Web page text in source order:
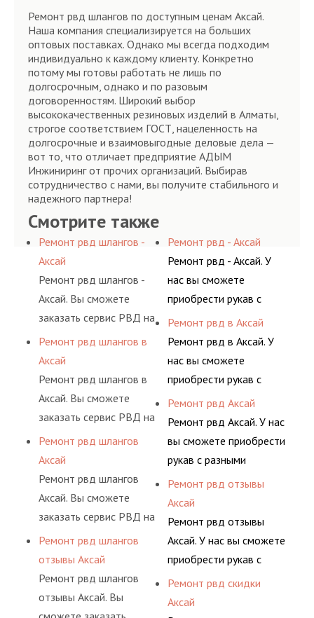
Ремонт рвд шлангов по доступным ценам Аксай.
Наша компания специализируется на больших
оптовых поставках. Однако мы всегда подходим
индивидуально к каждому клиенту. Конкретно
потому мы готовы работать не лишь по
долгосрочным, однако и по разовым
договоренностям. Широкий выбор
высококачественных резиновых изделий в Алматы,
строгое соответствием ГОСТ, нацеленность на
долгосрочные и взаимовыгодные деловые дела —
вот то, что отличает предприятие АДЫМ
Инжиниринг от прочих организаций. Выбирав
сотрудничество с нами, вы получите стабильного и
надежного партнера!
Смотрите также
Ремонт рвд шлангов -
Аксай
Ремонт рвд шлангов -
Аксай. Вы сможете
заказать сервис РВД на
разовой основе либо на
условиях
долговременного
комплексного
обслуживания
предприятия.
Ремонт рвд шлангов в
Аксай
Ремонт рвд шлангов в
Аксай. Вы сможете
заказать сервис РВД на
разовой основе либо на
условиях
долговременного
комплексного
обслуживания
предприятия.
Ремонт рвд шлангов
Аксай
Ремонт рвд шлангов
Аксай. Вы сможете
заказать сервис РВД на
разовой основе либо на
условиях
долговременного
комплексного
обслуживания
Ремонт рвд шлангов
отзывы Аксай
Ремонт рвд шлангов
отзывы Аксай. Вы
Ремонт рвд - Аксай
Ремонт рвд - Аксай. У
нас вы сможете
приобрести рукав с
разными фитингами и
комплектующими,
АДЫМ Инжиниринг
предлагает ремонт
давления. Ремонт
шлангов производится
высококвалифицирован
ными спецами, которые
помогут решить любую
сложную задачу.
Ремонт рвд в Аксай
Ремонт рвд в Аксай. У
нас вы сможете
приобрести рукав с
разными фитингами и
комплектующими,
АДЫМ Инжиниринг
предлагает ремонт
давления. Ремонт
высококвалифицирован
помогут решить любую
сложную задачу.
Ремонт рвд Аксай
Ремонт рвд Аксай. У нас
вы сможете приобрести
рукав с разными
фитингами и
комплектующими,
АДЫМ Инжиниринг
предлагает ремонт
шлангов высокого
шлангов производится
Ремонт рвд отзывы
Аксай
Ремонт рвд отзывы
Аксай. У нас вы сможете
приобрести рукав с
разными фитингами и
комплектующими,
Ремонт рвд скидки
Аксай